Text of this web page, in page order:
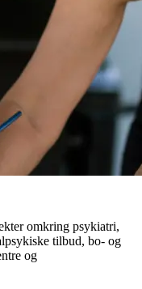
omkring psykiatri,
tilbud, bo- og
og